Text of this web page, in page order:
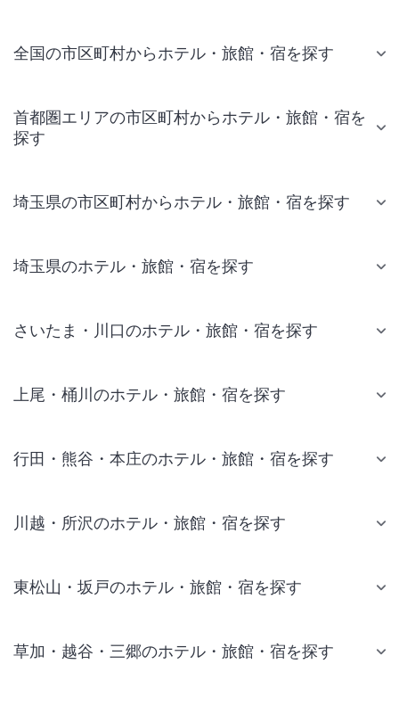
全国の市区町村からホテル・旅館・宿を探す
首都圏エリアの市区町村からホテル・旅館・宿を
探す
埼玉県の市区町村からホテル・旅館・宿を探す
埼玉県のホテル・旅館・宿を探す
さいたま・川口のホテル・旅館・宿を探す
上尾・桶川のホテル・旅館・宿を探す
行田・熊谷・本庄のホテル・旅館・宿を探す
川越・所沢のホテル・旅館・宿を探す
東松山・坂戸のホテル・旅館・宿を探す
草加・越谷・三郷のホテル・旅館・宿を探す